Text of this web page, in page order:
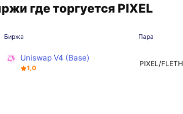
где торгуется PIXEL
Биржа Пара
Uniswap V4 (Base)
1,0
PIXEL/FLETH